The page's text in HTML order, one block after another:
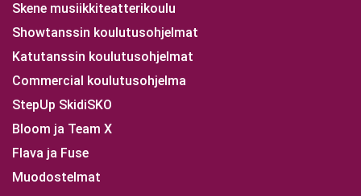
Skene musiikkiteatterikoulu
Showtanssin koulutusohjelmat
Katutanssin koulutusohjelmat
Commercial koulutusohjelma
StepUp SkidiSKO
Bloom ja Team X
Flava ja Fuse
Muodostelmat